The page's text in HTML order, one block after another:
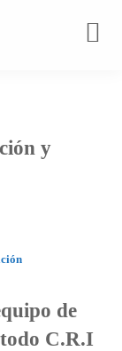
y
de
C.R.I